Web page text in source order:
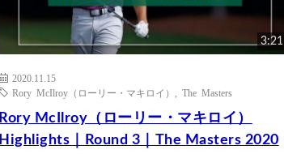
3:21
2020.11.15
Rory McIlroy（ローリー・マキロイ）
,The Masters
Rory McIlroy（ローリー・マキロイ）
Highlights｜Round 3｜The Masters 2020